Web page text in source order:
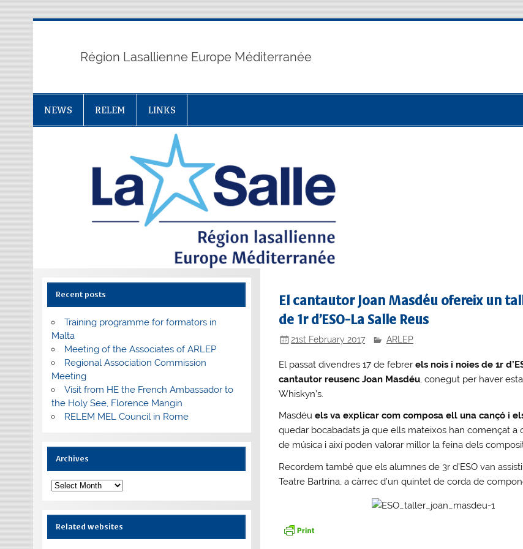
Région Lasallienne Europe Méditerranée
NEWS RELEM LINKS
El cantautor Joan Masdéu ofereix un
de 1r d’ESO-La Salle Reus
21st February 2017 ARLEP
El passat divendres 17 de febrerels nois i noies de 1r
cantautor reusenc Joan Masdéu, conegut per haver
Whiskyn’s.
Masdéuels va explicar com composa ell una cançó i
quedar bocabadats ja que ells mateixos han començat
de música i així poden valorar millor la feina dels
Recordem també que els alumnes de 3r d’ESO van
Teatre Bartrina, a càrrec d’un quintet de corda de
Recent posts
Training programme for formators in
Malta
Meeting of the Associates of ARLEP
Regional Association Commission
Meeting
Visit from HE the French Ambassador to
the Holy See, Florence Mangin
RELEM MEL Council in Rome
Archives
Archives
Related websites